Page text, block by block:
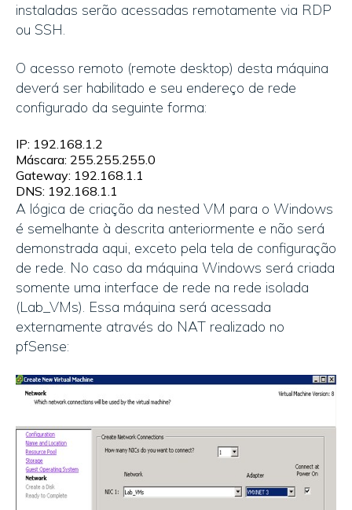
instaladas serão acessadas remotamente via RDP
ou SSH.
O acesso remoto (remote desktop) desta máquina
deverá ser habilitado e seu endereço de rede
configurado da seguinte forma:
IP: 192.168.1.2
Máscara: 255.255.255.0
Gateway: 192.168.1.1
DNS: 192.168.1.1
A lógica de criação da nested VM para o Windows
é semelhante à descrita anteriormente e não será
demonstrada aqui, exceto pela tela de configuração
de rede. No caso da máquina Windows será criada
somente uma interface de rede na rede isolada
(Lab_VMs). Essa máquina será acessada
externamente através do NAT realizado no
pfSense: